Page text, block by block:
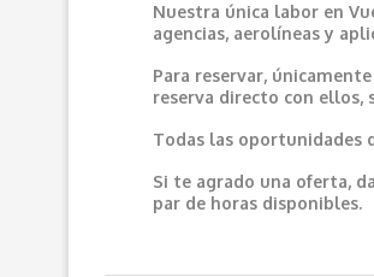
Nuestra única labor en
agencias, aerolíneas y
Para reservar,
reserva directo con ellos,
Todas las oportunidades
Si te agrado una oferta,
par de horas disponibles.